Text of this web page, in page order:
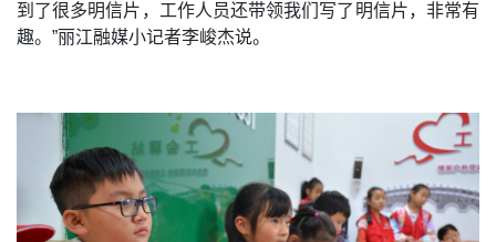
到了很多明信片，工作人员还带领我们写了明信片，非常有
趣。”丽江融媒小记者李峻杰说。